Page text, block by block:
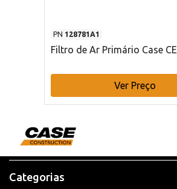
PN 128781A1
Filtro de Ar Primário Case CE
Ver Preço
Categorias